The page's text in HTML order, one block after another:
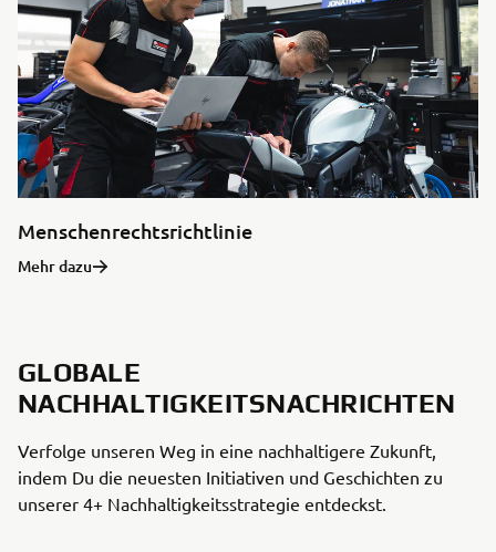
Menschenrechtsrichtlinie
Mehr dazu
GLOBALE
NACHHALTIGKEITSNACHRICHTEN
Verfolge unseren Weg in eine nachhaltigere Zukunft,
indem Du die neuesten Initiativen und Geschichten zu
unserer 4+ Nachhaltigkeitsstrategie entdeckst.